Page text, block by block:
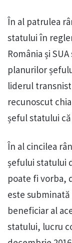
În al patrulea
statului în
România și
planurilor
liderul
recunoscut
șeful statului
În al cincilea
șefului statului
poate fi vorba,
este
beneficiar al
statului, lucru